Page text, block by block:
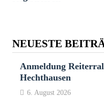
NEUESTE
Anmeldung
Hechthausen
6. August 2026